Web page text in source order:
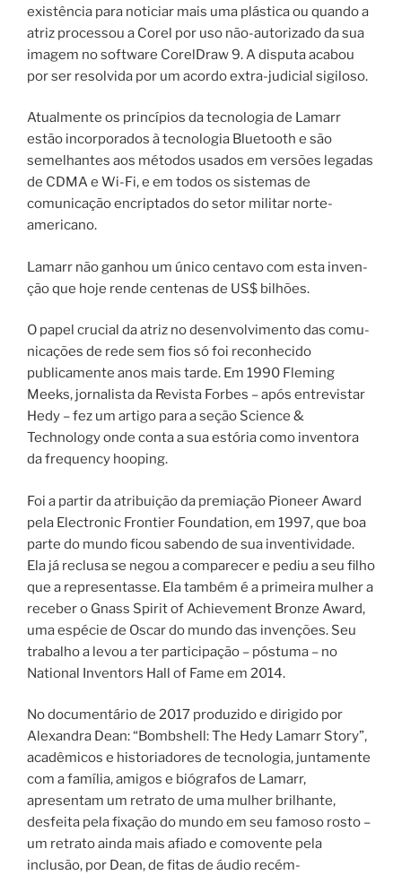
exis­tên­cia para noti­ci­ar mais uma plástica ou quan­do a
atriz pro­ces­sou a Corel por uso não-autorizado da sua
ima­gem no soft­ware CorelDraw 9. A dis­pu­ta aca­bou
por ser resol­vi­da por um acor­do extra-judicial sigiloso.
Atualmente os princípios da tecnologia de Lamarr
estão incorporados à tecnologia Bluetooth e são
semelhantes aos métodos usados ​​em versões legadas
de CDMA e Wi-Fi, e em todos os sistemas de
comunicação encriptados do setor militar norte-
americano.
Lamarr não ganhou um único centavo com esta inven­
ção que hoje rende centenas de US$ bilhões.
O papel cru­ci­al da atriz no desen­vol­vi­men­to das comu­
ni­ca­ções de rede sem fios só foi reco­nhe­ci­do
publicamente anos mais tar­de. Em 1990 Fleming
Meeks, jornalista da Revista Forbes – após entrevistar
Hedy – fez um artigo para a seção Science &
Technology onde conta a sua estória como inventora
da frequency hooping.
Foi a partir da atri­bui­ção da premiação Pioneer Award
pela Electronic Frontier Foundation, em 1997, que boa
parte do mundo ficou sabendo de sua inventividade.
Ela já reclusa se negou a comparecer e pediu a seu filho
que a representasse. Ela tam­bém é a pri­mei­ra mulher a
rece­ber o Gnass Spirit of Achievement Bronze Award,
uma espé­cie de Oscar do mun­do das inven­ções. Seu
trabalho a levou a ter participação – póstuma – no
National Inventors Hall of Fame em 2014.
No documentário de 2017 produzido e dirigido por
Alexandra Dean: “Bombshell: The Hedy Lamarr Story”,
acadêmicos e historiadores de tecnologia, juntamente
com a família, amigos e biógrafos de Lamarr,
apresentam um retrato de uma mulher brilhante,
desfeita pela fixação do mundo em seu famoso rosto –
um retrato ainda mais afiado e comovente pela
inclusão, por Dean, de fitas de áudio recém-